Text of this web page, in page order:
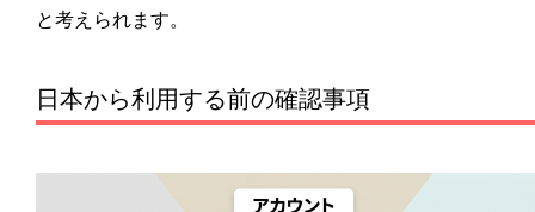
と考えられます。
日本から利用する前の確認事項